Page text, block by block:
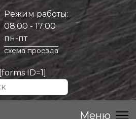
Режим работы:
08:00 - 17:00
пн-пт
схема проезда
[forms ID=1]